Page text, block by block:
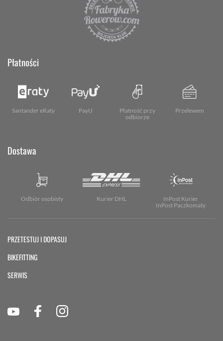
Płatności
Santander eRaty PayU
Płatność przy
odbiorze
Przelewem
Dostawa
Odbiór osobisty Kurier DHL
InPost Kurier
InPost Paczkomaty
PRZETESTUJ I DOPASUJ
BIKEFITTING
SERWIS